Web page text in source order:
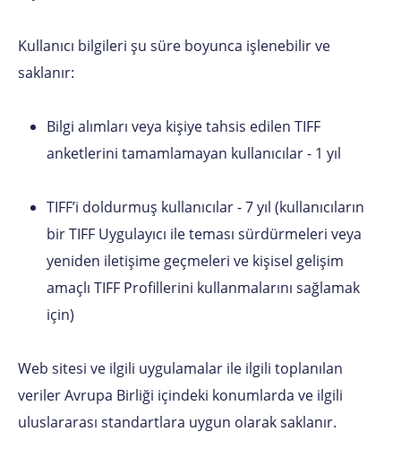
Kullanıcı bilgileri şu süre boyunca işlenebilir ve
saklanır:
Bilgi alımları veya kişiye tahsis edilen TIFF
anketlerini tamamlamayan kullanıcılar - 1 yıl
TIFF’i doldurmuş kullanıcılar - 7 yıl (kullanıcıların
bir TIFF Uygulayıcı ile teması sürdürmeleri veya
yeniden iletişime geçmeleri ve kişisel gelişim
amaçlı TIFF Profillerini kullanmalarını sağlamak
için)
Web sitesi ve ilgili uygulamalar ile ilgili toplanılan
veriler Avrupa Birliği içindeki konumlarda ve ilgili
uluslararası standartlara uygun olarak saklanır.